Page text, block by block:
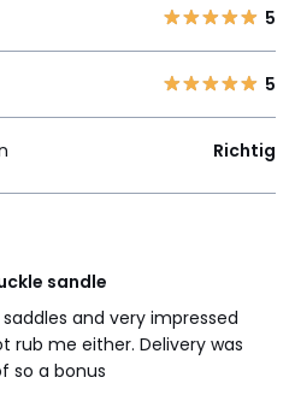
5
5
Richtig
sandle
and very impressed
me either. Delivery was
so a bonus